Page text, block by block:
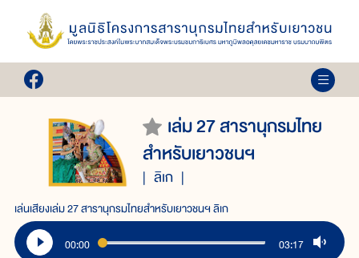
เล่ม 27 สารานุกรมไทย
สำหรับเยาวชนฯ
ลิเก
เล่นเสียงเล่ม 27 สารานุกรมไทยสำหรับเยาวชนฯ ลิเก
00:00 03:17